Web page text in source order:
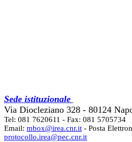
Sede istituzionale
Via Diocleziano 328 - 80124
Tel: 081 7620611 - Fax: 081 5705734
Email: mbox@irea.cnr.it - Posta
protocollo.irea@pec.cnr.it